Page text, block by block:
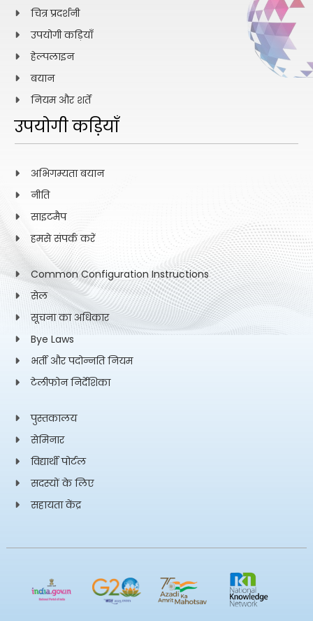
चित्र प्रदर्शनी
उपयोगी कड़ियाँ
हेल्पलाइन
बयान
नियम और शर्तें
उपयोगी कड़ियाँ
अभिगम्यता बयान
नीति
साइटमैप
हमसे संपर्क करें
Common Configuration Instructions
सेल
सूचना का अधिकार
Bye Laws
भर्ती और पदोन्नति नियम
टेलीफोन निर्देशिका
पुस्तकालय
सेमिनार
विद्यार्थी पोर्टल
सदस्यों के लिए
सहायता केंद्र